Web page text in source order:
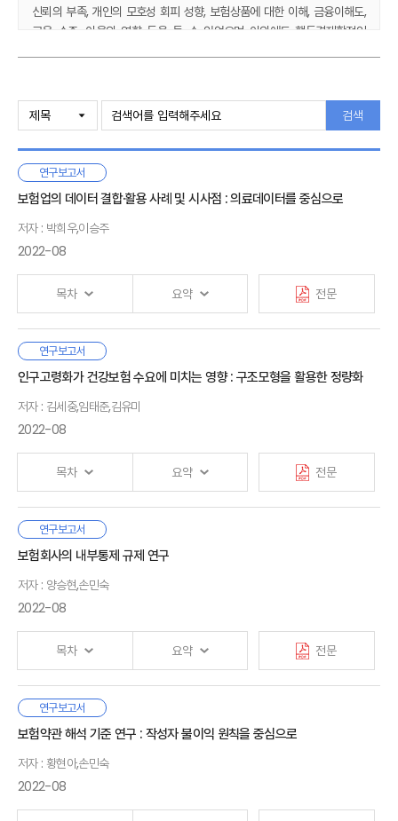
신뢰의 부족, 개인의 모호성 회피 성향, 보험상품에 대한 이해, 금융이해도,
교육 수준, 이웃의 영향 등을 들 수 있었으며 이외에도 행동경제학적인
자본시장에 대한 접근성 및 비공식적인 위험 공유 방식의 존재와 같은
보험의 대체재 존재 여부도 보험 수요에 영향을 미칠 수 있었다. 문헌들의
분석을 종합적으로 정리하면, 단일 요인이 보험 수요에 영향을 미치는 것이
아니라 앞서 언급한 요인들이 복합적으로 보험 수요에 영향을 미치고
있다고 볼 수 있다.
아울러 본 연구는 기존 연구들을 바탕으로 미소보험시장의 수요 진작을
위한 보험자와 정부의 역할을 기술한다. 특히 최근 이루어지고 있는
인슈어테크의 발달은 보험자와 개인의 거래비용을 감소시켜 양자로 하여금
좀 더 적극적으로 미소보험시장에 참여할 수 있게 할 것이다. 또한 ESG
경영으로 인해 이미 전 세계 대형보험자들이 미소보험 공급에 적극적인
입장을 취하고 있는바, 이는 우리나라의 보험자들에게도 시사점을
제공해줄 것으로 보인다.
2. 미소보험상품
3. 국내 미소보험시장
Ⅲ. 미소보험 수요에 관한 기존 연구
3. 보험의 대체재 존재 여부
Ⅳ. 미소보험시장의 활성화 방안
1. 보험자의 역할
2. 정부의 역할
3. 정리
Ⅴ. 결론
· 참고문헌
검색
연구보고서
보험업의 데이터 결합·활용 사례 및 시사점 : 의료데이터를 중심으로
저자 : 박희우,이승주
2022-08
목차 요약 전문
보험업은 여러 분야에서 발생하는 위험을 통계적으로 분석하여
상품 혹은 서비스를 제공하기 때문에 데이터의 활용이 가장 중요한
내부데이터와 다른 사업자로부터 취득한 외부데이터를 활용한다.
외부데이터는 개인정보 활용을 위한 정보주체의 선제적 동의가
쉽지 않아 활용에 제약이 있었지만, 제도적 개선이 추진됨에 따라
보험업권에서도 이종 업종 외부데이터의 결합과 활용을 통해
다양한 부가가치를 창출할 수 있다는 기대감이 커지고 있다.
보험회사가 외부데이터를 활용하여 기대할 수 있는 편익을
예상하기 위해서 해외 사례를 살펴볼 수 있으며, 해외 보험회사는
외부데이터를 활용하여 보험료 정교화, 언더라이팅 효율성 개선,
보험사기 방지 등 다양한 성과를 거두고 있다.
우리나라 보험회사는 외부데이터 활용을 위한 첫 단추로서
공공의료데이터의 활용을 추진 중이다. 우리나라
공공의료데이터의 가용성, 인프라 및 제도, 거버넌스는
세계적으로도 우수한 수준으로 평가받고 있지만, 데이터 활용에
공유는 이루어지지 않고 있다. 해외의 경우에도 사회적 신뢰가
높은 핀란드에서는 의료데이터를 공유하여 혁신 활동에 활용하고
있지만, 사회적 합의가 부족한 영국에서는 의료데이터 활용을 통한
대규모 프로젝트가 불발되기도 하였다.
한국은 세계에서 가장 빠르게 고령화가 진행되고 있기 때문에
보험시장에서 고령자·유병자가 증가하여 보험 보장 공백이 확대될
Ⅰ. 서론
Ⅱ. 보험업의 데이터 활용
1. 개요
2. 해외 보험회사의 외부데이터 결합·활용 사례
3. 국내 보험회사의 외부데이터 결합·활용 현황
1. 개요
2. 국내 현황
4. 시사점
· 참고문헌
연구보고서
인구고령화가 건강보험 수요에 미치는 영향 : 구조모형을 활용한 정량화
저자 : 김세중,임태준,김유미
2022-08
목차 요약 전문
본 보고서는 개인보험의 수요에 영향을 미치는 다양한 변수 중
인구구조 변화에 집중한다. 인구구조 변화는 인구구조 변화
통해 간접적으로 개인보험시장에 영향을 미칠 것이다. 본 보고서는
동태확률일반균형모형(Dynamic Stochastic General
Equilibrium Model, DSGE 모형) 구축을 통해 인구구조 변화가
개인보험 수요에 미치는 동태적 과정을 구현하고, 특히
인구고령화의 영향이 클 것으로 보이는 사적 건강보험에 대해서는
정량적인 분석을 시도하였다.
연구결과, 기대수명 증가를 인지한 개인의 고연령 노동공급 확대,
확대된 은퇴기간의 경기 변동성에 대응한 예비적 저축수요 증가 및
소비 감소 등이 예측되었고, 생산가능인구 감소로 인해 경제
총노동은 감소하고 개인의 저축유인이 증가함에 따라
실질이자율은 지속적으로 하락할 것으로 예측되었다. 이러한
경제환경 변화는 개인보험 수요에 영향을 미친다. 우선 개인이
Ⅰ. 서론
1. 연구 배경
2. 선행연구
Ⅱ. 모형
1. 모형 설명
2. 효용극대화 문제
3. 모형경제의 균형
Ⅲ. 모형의 수량화 및 기준경제 설정
2. 기준경제 설정
연구보고서
보험회사의 내부통제 규제 연구
저자 : 양승현,손민숙
2022-08
목차 요약 전문
몇 차례 금융위기를 통해 금융감독기관에 의한 공적 규제와 같은
외부통제의 한계가 드러나면서 금융회사 내부통제의 중요성은
2000년경부터 은행법, 보험업법 등 개별 금융관련법에서
내부통제를 규정해왔고 현재는 2016년 시행된 금융회사
지배구조법이 금융통합법률로서 금융회사의 내부통제와 관련된
Ⅰ. 서론
1. 연구배경 및 목적
2. 선행연구
Ⅱ. 내부통제 관련 규제 검토
연구보고서
보험약관 해석 기준 연구 : 작성자 불이익 원칙을 중심으로
저자 : 황현아,손민숙
2022-08